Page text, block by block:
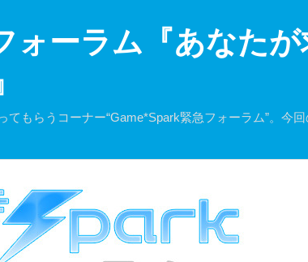
ォーラム『あなた
もらうコーナー“Game*Spark緊急フォーラム”。今